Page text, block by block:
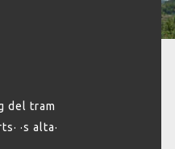
del tram
·s alta·